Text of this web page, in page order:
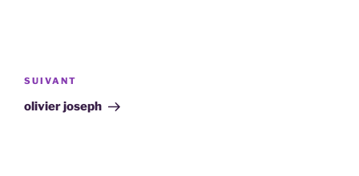
de
l’article
Article
suivant
SUIVANT
olivier joseph